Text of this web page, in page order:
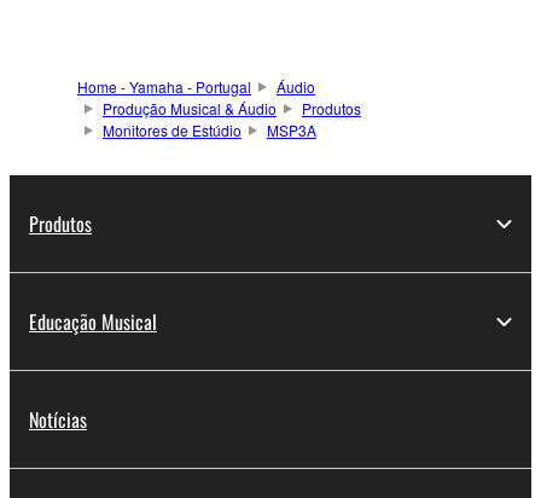
Home - Yamaha - Portugal
Áudio
Produção Musical & Áudio
Produtos
Monitores de Estúdio
MSP3A
Produtos
Educação Musical
Notícias